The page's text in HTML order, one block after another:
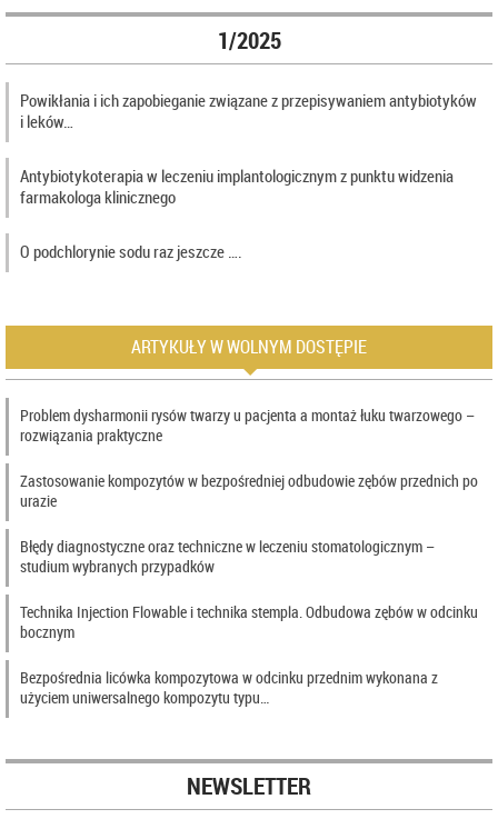
1/2025
Powikłania i ich zapobieganie związane z przepisywaniem antybiotyków
i leków…
Antybiotykoterapia w leczeniu implantologicznym z punktu widzenia
farmakologa klinicznego
O podchlorynie sodu raz jeszcze ….
ARTYKUŁY W WOLNYM DOSTĘPIE
Problem dysharmonii rysów twarzy u pacjenta a montaż łuku twarzowego –
rozwiązania praktyczne
Zastosowanie kompozytów w bezpośredniej odbudowie zębów przednich po
urazie
Błędy diagnostyczne oraz techniczne w leczeniu stomatologicznym –
studium wybranych przypadków
Technika Injection Flowable i technika stempla. Odbudowa zębów w odcinku
bocznym
Bezpośrednia licówka kompozytowa w odcinku przednim wykonana z
użyciem uniwersalnego kompozytu typu…
NEWSLETTER